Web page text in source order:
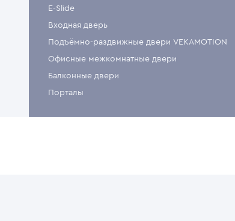
E-Slide
Входная дверь
Подъёмно-раздвижные двери VEKAMOTION
Офисные межкомнатные двери
Балконные двери
Порталы